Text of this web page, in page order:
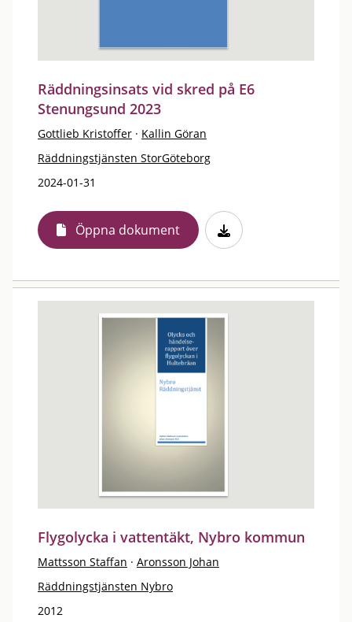
Räddningsinsats vid skred på E6
Stenungsund 2023
Gottlieb Kristoffer · Kallin Göran
Räddningstjänsten StorGöteborg
2024-01-31
Öppna dokument
Flygolycka i vattentäkt, Nybro kommun
Mattsson Staffan · Aronsson Johan
Räddningstjänsten Nybro
2012